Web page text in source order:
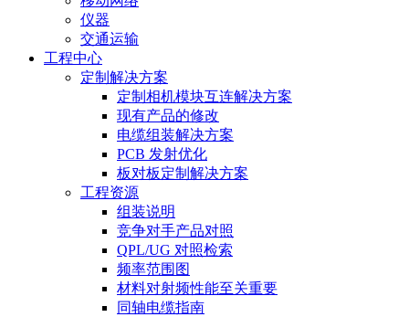
仪器
交通运输
工程中心
定制解决方案
定制相机模块互连解决方案
现有产品的修改
电缆组装解决方案
PCB 发射优化
板对板定制解决方案
工程资源
组装说明
竞争对手产品对照
QPL/UG 对照检索
频率范围图
材料对射频性能至关重要
同轴电缆指南